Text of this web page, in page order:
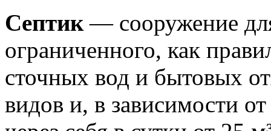
Септик— сооружение
ограниченного, как
сточных вод и бытовых
видов и, в зависимости